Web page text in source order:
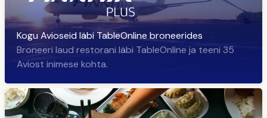
Kogu Avioseid läbi TableOnline broneerides
Broneeri laud restorani läbi TableOnline ja teeni 35
Aviost inimese kohta.